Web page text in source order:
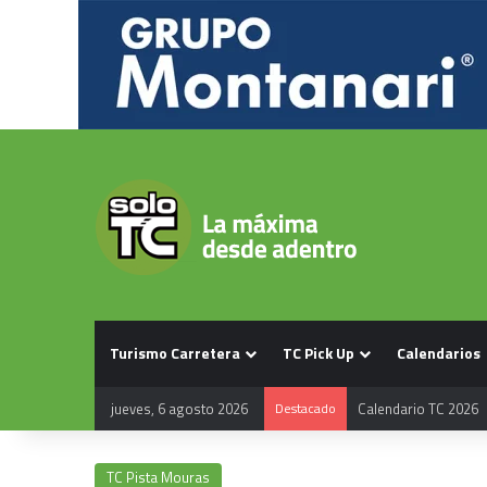
Turismo Carretera TC Pick Up Calendarios
jueves, 6 agosto 2026 Destacado Calendario TC 2026
TC Pista Mouras